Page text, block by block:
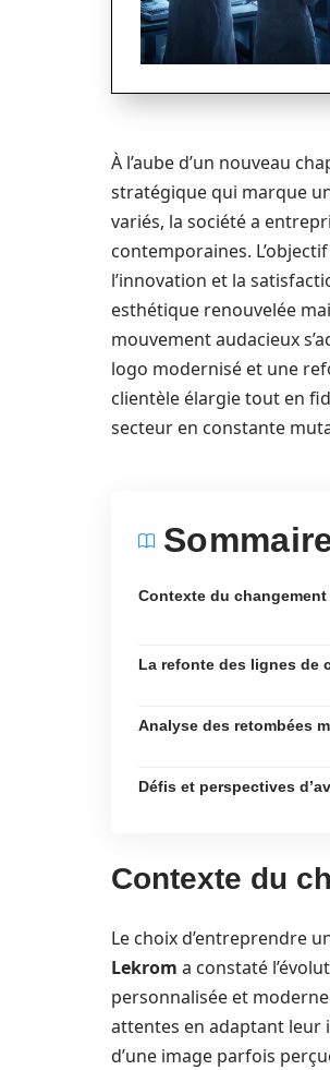
À l’aube d’un nouveau
stratégique qui marque
variés, la société a
contemporaines.
l’innovation et la
esthétique renouvelée
mouvement audacieux
logo modernisé et une
clientèle élargie tout en
secteur en constante
Contexte du
La refonte des lignes de
Analyse des retombées
Défis et perspectives
Contexte du
Le choix d’entreprendre
Lekrom a constaté
personnalisée et
attentes en adaptant leur
d’une image parfois